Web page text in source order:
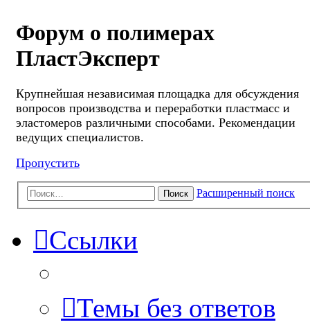
Форум о полимерах
ПластЭксперт
Крупнейшая независимая площадка для обсуждения
вопросов производства и переработки пластмасс и
эластомеров различными способами. Рекомендации
ведущих специалистов.
Пропустить
Поиск Расширенный поиск
Ссылки
Темы без ответов